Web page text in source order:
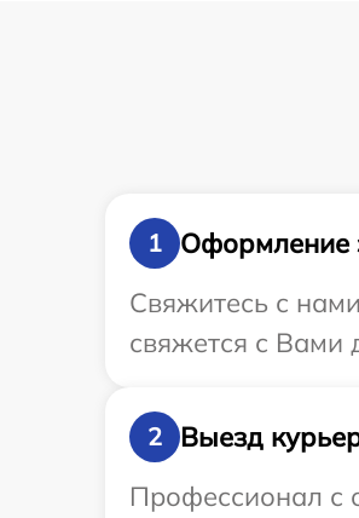
1
Оформление
Свяжитесь с
свяжется с Вами
2
Выезд
Профессионал с